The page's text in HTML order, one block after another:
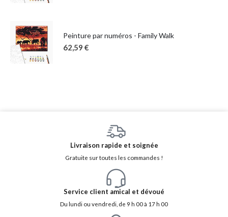
Peinture par numéros - Family Walk
62,59 €
Livraison rapide et soignée
Gratuite sur toutes les commandes !
Service client amical et dévoué
Du lundi ou vendredi, de 9 h 00 à 17 h 00